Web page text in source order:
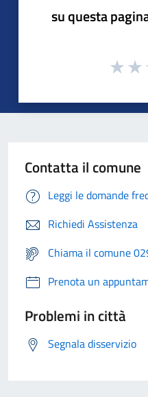
su questa
Contatta il comune
Leggi le domande
Richiedi Assistenza
Chiama il comune
Prenota un
Problemi in città
Segnala disservizio